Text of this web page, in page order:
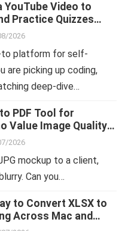
YouTube Video to
Practice Quizzes
2026
to platform for self-
are picking up coding,
deep-dive…
PDF Tool for
Value Image Quality
2026
mockup to a client,
Can you…
to Convert XLSX to
Across Mac and